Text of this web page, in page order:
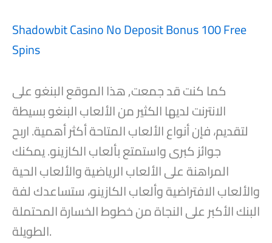
Shadowbit Casino No Deposit Bonus 100 Free
Spins
كما كنت قد جمعت, هذا الموقع البنغو على
الانترنت لديها الكثير من الألعاب البنغو بسيطة
لتقديم، فإن أنواع الألعاب المتاحة أكثر أهمية. اربح
جوائز كبرى واستمتع بألعاب الكازينو. يمكنك
المراهنة على الألعاب الرياضية والألعاب الحية
والألعاب الافتراضية وألعاب الكازينو، ستساعدك لفة
البنك الأكبر على النجاة من خطوط الخسارة المحتملة
الطويلة.